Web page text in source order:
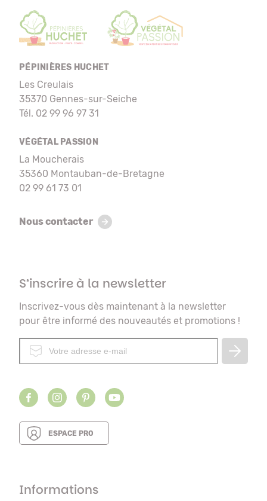
PÉPINIÈRES HUCHET
Les Creulais
35370 Gennes-sur-Seiche
Tél. 02 99 96 97 31
VÉGÉTAL PASSION
La Moucherais
35360 Montauban-de-Bretagne
02 99 61 73 01
Nous contacter
S’inscrire à la newsletter
Inscrivez-vous dès maintenant à la newsletter
pour être informé des nouveautés et promotions !
ESPACE PRO
Informations